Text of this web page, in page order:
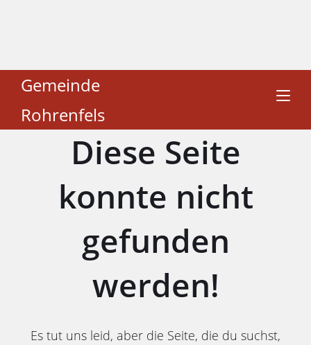
Gemeinde
Rohrenfels
Diese Seite
konnte nicht
gefunden
werden!
Es tut uns leid, aber die Seite, die du suchst,